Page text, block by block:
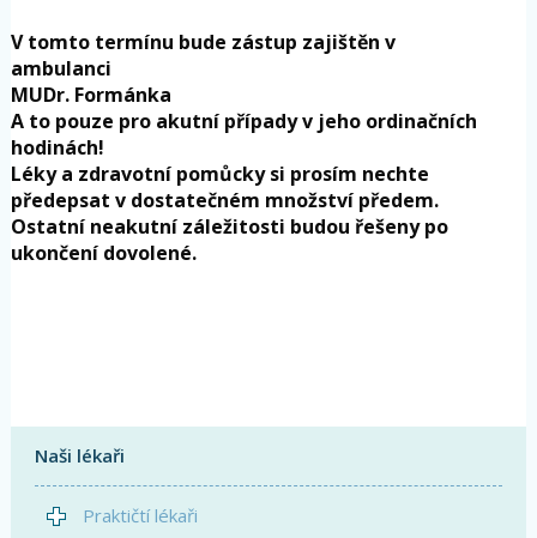
V tomto termínu bude zástup zajištěn v
ambulanci
MUDr. Formánka
A to pouze pro akutní případy v jeho ordinačních
hodinách!
Léky a zdravotní pomůcky si prosím nechte
předepsat v dostatečném množství předem.
Ostatní neakutní záležitosti budou řešeny po
ukončení dovolené.
Naši lékaři
Praktičtí lékaři